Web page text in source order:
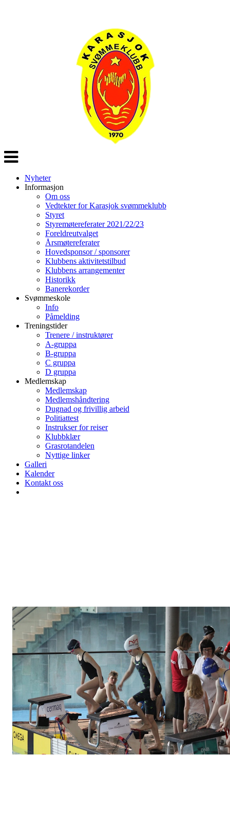
Veksle
navigasjon
Nyheter
Informasjon
Om oss
Vedtekter for Karasjok svømmeklubb
Styret
Styremøtereferater 2021/22/23
Foreldreutvalget
Årsmøtereferater
Hovedsponsor / sponsorer
Klubbens aktivitetstilbud
Klubbens arrangementer
Historikk
Banerekorder
Svømmeskole
Info
Påmelding
Treningstider
Trenere / instruktører
A-gruppa
B-gruppa
C gruppa
D gruppa
Medlemskap
Medlemskap
Medlemshåndtering
Dugnad og frivillig arbeid
Politiattest
Instrukser for reiser
Klubbklær
Grasrotandelen
Nyttige linker
Galleri
Kalender
Kontakt oss